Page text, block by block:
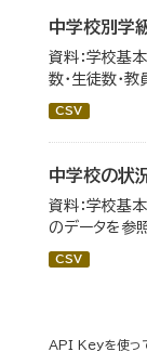
中学校別学
資料：学校基
数・生徒数・教
CSV
中学校の状
資料：学校基
のデータを参
CSV
API Keyを使っ